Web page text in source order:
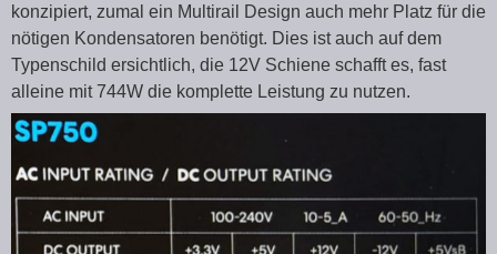
konzipiert, zumal ein Multirail Design auch mehr Platz für die
nötigen Kondensatoren benötigt. Dies ist auch auf dem
Typenschild ersichtlich, die 12V Schiene schafft es, fast
alleine mit 744W die komplette Leistung zu nutzen.